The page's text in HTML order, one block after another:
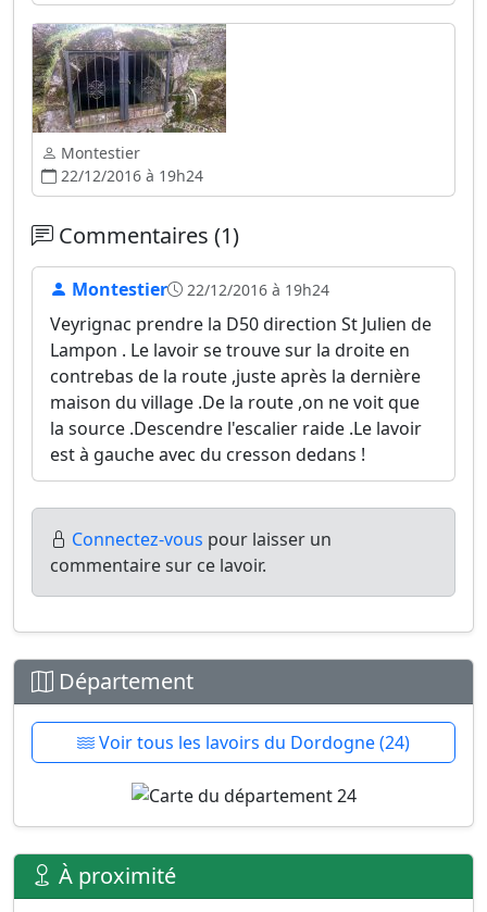
Montestier
22/12/2016 à 19h24
Commentaires (1)
Montestier 22/12/2016 à 19h24
Veyrignac prendre la D50 direction St Julien de
Lampon . Le lavoir se trouve sur la droite en
contrebas de la route ,juste après la dernière
maison du village .De la route ,on ne voit que
la source .Descendre l'escalier raide .Le lavoir
est à gauche avec du cresson dedans !
Connectez-vous pour laisser un
commentaire sur ce lavoir.
Département
Voir tous les lavoirs du Dordogne (24)
À proximité